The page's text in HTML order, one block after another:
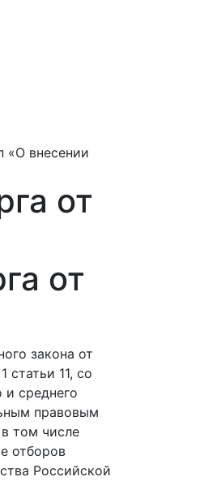
«О внесении
от
от
закона от
11, со
и среднего
правовым
том числе
отборов
Российской